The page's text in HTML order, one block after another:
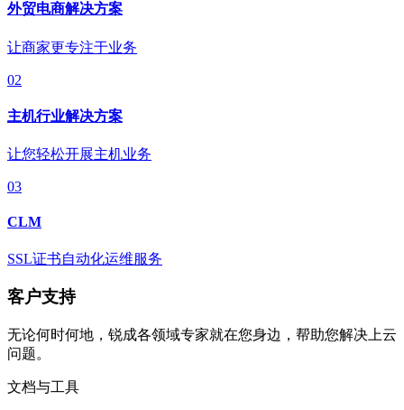
外贸电商解决方案
让商家更专注于业务
02
主机行业解决方案
让您轻松开展主机业务
03
CLM
SSL证书自动化运维服务
客户支持
无论何时何地，锐成各领域专家就在您身边，帮助您解决上云
问题。
文档与工具